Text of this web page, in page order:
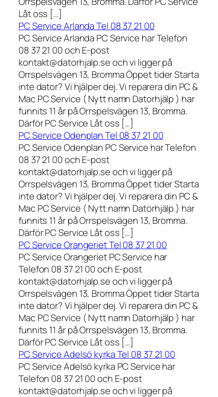
Låt oss […]
PC Service Arlanda Tel 08 37 21 00
PC Service Arlanda PC Service har Telefon
08 37 21 00 och E-post
kontakt@datorhjalp.se och vi ligger på
Orrspelsvägen 13, Bromma Öppet tider Starta
inte dator? Vi hjälper dej. Vi reparera din PC &
Mac PC Service ( Nytt namn Datorhjälp ) har
funnits 11 år på Orrspelsvägen 13, Bromma.
Därför PC Service Låt oss […]
PC Service Odenplan Tel 08 37 21 00
PC Service Odenplan PC Service har Telefon
08 37 21 00 och E-post
kontakt@datorhjalp.se och vi ligger på
Orrspelsvägen 13, Bromma Öppet tider Starta
inte dator? Vi hjälper dej. Vi reparera din PC &
Mac PC Service ( Nytt namn Datorhjälp ) har
funnits 11 år på Orrspelsvägen 13, Bromma.
Därför PC Service Låt oss […]
PC Service Orangeriet Tel 08 37 21 00
PC Service Orangeriet PC Service har
Telefon 08 37 21 00 och E-post
kontakt@datorhjalp.se och vi ligger på
Orrspelsvägen 13, Bromma Öppet tider Starta
inte dator? Vi hjälper dej. Vi reparera din PC &
Mac PC Service ( Nytt namn Datorhjälp ) har
funnits 11 år på Orrspelsvägen 13, Bromma.
Därför PC Service Låt oss […]
PC Service Adelsö kyrka Tel 08 37 21 00
PC Service Adelsö kyrka PC Service har
Telefon 08 37 21 00 och E-post
kontakt@datorhjalp.se och vi ligger på